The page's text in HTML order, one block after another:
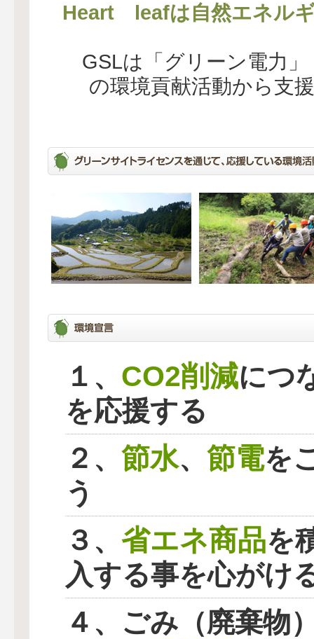
Heart leafは自然エネル
GSLは「グリーン電力
の環境貢献活動から支
１、 CO2削減につ
を応援する
２、 節水、 節電を
う
３、 省エネ商品を
入する事を心がけ
４、ごみ（廃棄物